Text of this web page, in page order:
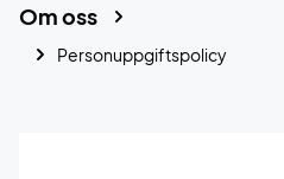
Om oss
Personuppgiftspolicy